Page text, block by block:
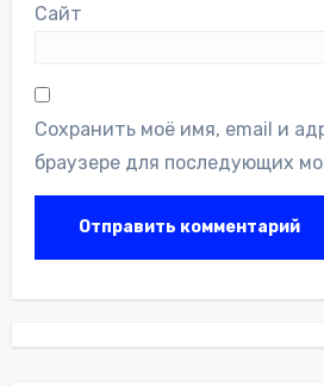
Сайт
Сохранить моё имя, email и
браузере для последующих